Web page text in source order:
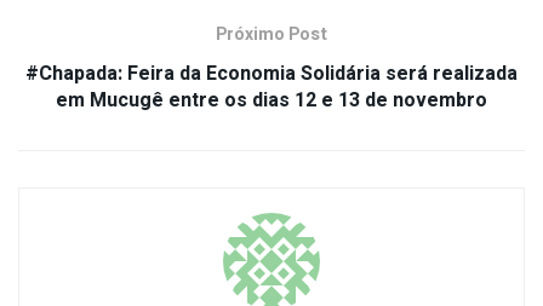
Próximo Post
#Chapada: Feira da Economia Solidária será realizada
em Mucugê entre os dias 12 e 13 de novembro